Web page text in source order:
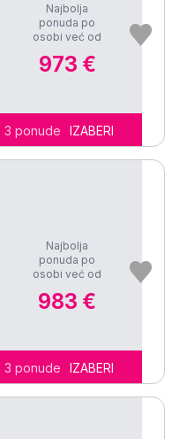
Najbolja
ponuda po
osobi već od
973 €
3 ponude IZABERI
Najbolja
ponuda po
osobi već od
983 €
3 ponude IZABERI